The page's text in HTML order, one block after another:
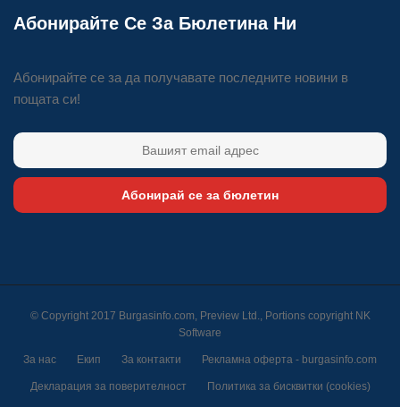
Абонирайте Се За Бюлетина Ни
Абонирайте се за да получавате последните новини в
пощата си!
Абонирай се за бюлетин
© Copyright 2017 Burgasinfo.com, Preview Ltd., Portions copyright NK
Software
За нас Екип За контакти Рекламна оферта - burgasinfo.com
Декларация за поверителност Политика за бисквитки (cookies)